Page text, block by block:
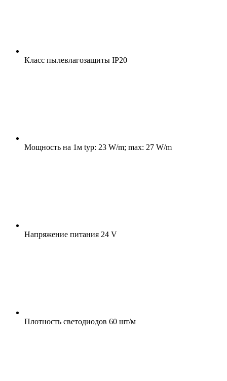
Класс пылевлагозащиты IP20
Мощность на 1м typ: 23 W/m; max: 27 W/m
Напряжение питания 24 V
Плотность светодиодов 60 шт/м